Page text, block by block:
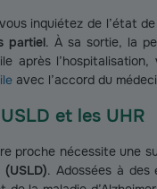
inquiétez de l’état
partiel. À sa sortie, la
après
avec l’accord du
et les UHR
proche nécessite une
. Adossées à des